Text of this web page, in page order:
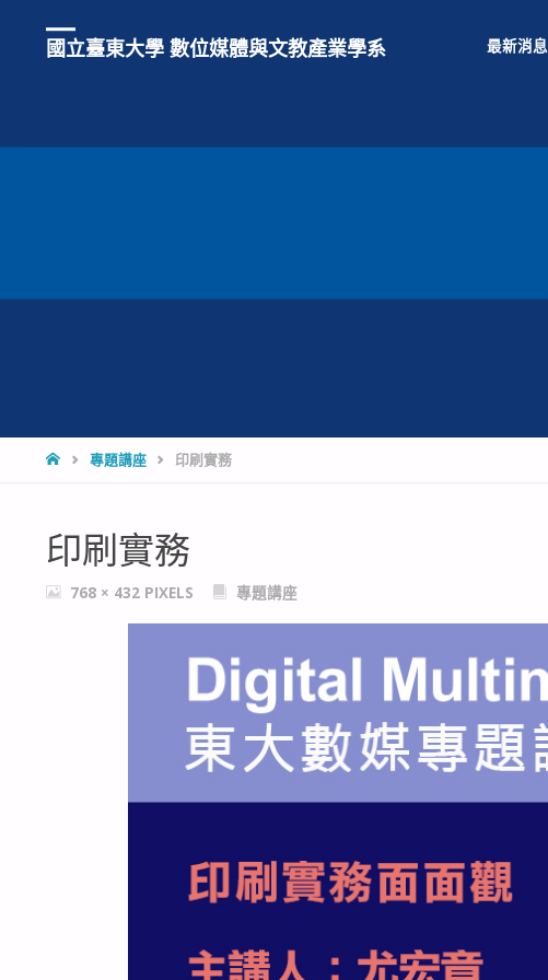
國立臺東大學 數位媒體與文教產業學系 最新消息
HOME專題講座 印刷實務
印刷實務
FULL768 × 432 PIXELS 專題講座